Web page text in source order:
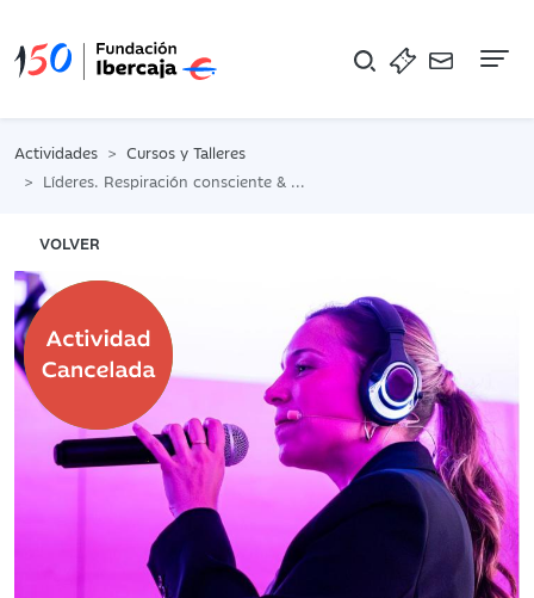
Actividades
Cursos y Talleres
Líderes. Respiración consciente & Poder Personal
VOLVER